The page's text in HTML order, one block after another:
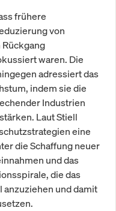
frühere
von
waren. Die
adressiert das
indem sie die
Industrien
Laut Stiell
eine
die Schaffung neuer
und das
die das
und damit